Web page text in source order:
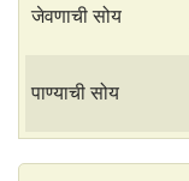
जेवणाची सोय
पाण्याची सोय